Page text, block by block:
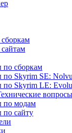
по сборкам
Skyrim SE:
по Skyrim LE:
вопросы
по модам
сайту